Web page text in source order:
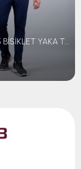
JOMA 24/25 BİSİKLET YAKA T-SHIRT